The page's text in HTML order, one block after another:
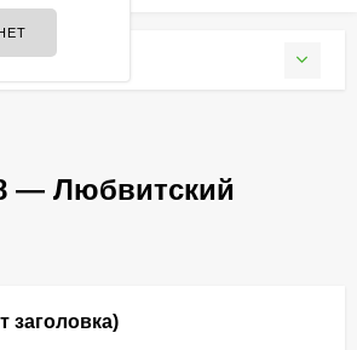
— Любвитский
заголовка)